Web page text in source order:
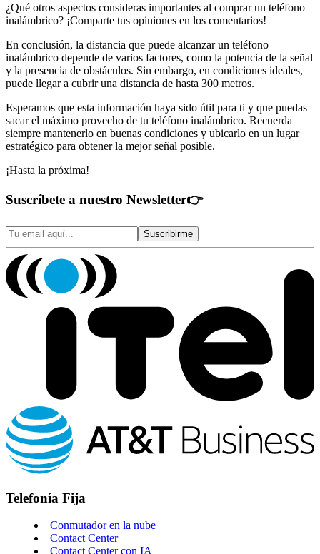
¿Qué otros aspectos consideras importantes al comprar un teléfono
inalámbrico? ¡Comparte tus opiniones en los comentarios!
En conclusión, la distancia que puede alcanzar un teléfono
inalámbrico depende de varios factores, como la potencia de la señal
y la presencia de obstáculos. Sin embargo, en condiciones ideales,
puede llegar a cubrir una distancia de hasta 300 metros.
Esperamos que esta información haya sido útil para ti y que puedas
sacar el máximo provecho de tu teléfono inalámbrico. Recuerda
siempre mantenerlo en buenas condiciones y ubicarlo en un lugar
estratégico para obtener la mejor señal posible.
¡Hasta la próxima!
Suscríbete a nuestro Newsletter👉
Suscribirme
Telefonía Fija
Conmutador en la nube
Contact Center
Contact Center con IA